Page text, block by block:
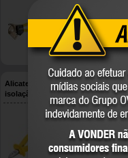
36.24.040.000
VONDER
Alicate corte diagonal 4.1/2", com
isolação até 1.000 V, VONDER
VONDER